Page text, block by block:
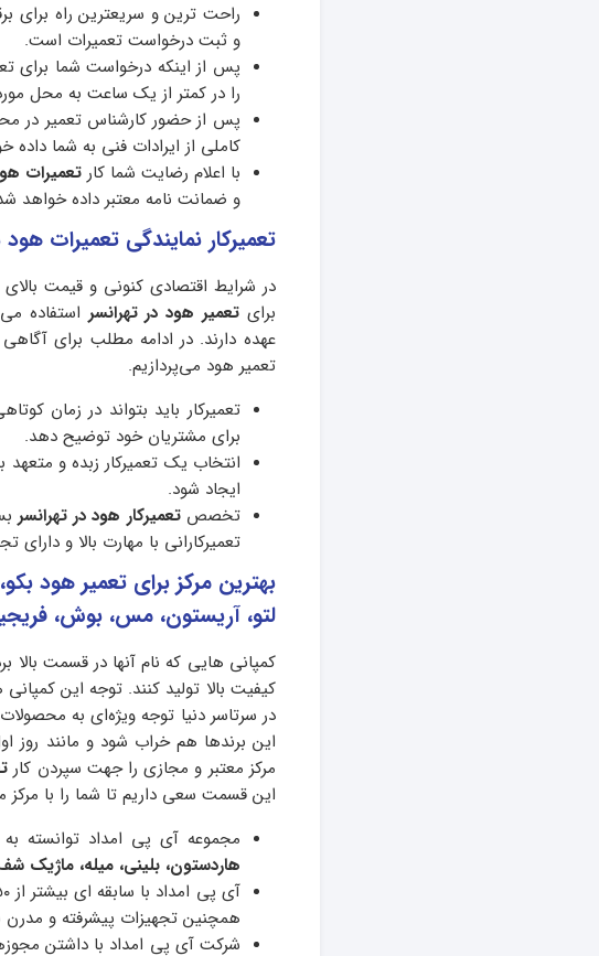
و ثبت درخواست تعمیرات است.
پس از اینکه درخواست شما برای
را در کمتر از یک ساعت به محل
پس از حضور کارشناس تعمیر در
کاملی از ایرادات فنی به شما داده
با اعلام رضایت شما کارتعمیرات
و ضمانت نامه معتبر داده خواهد
تعمیرکار نمایندگی تعمیرات
در شرایط اقتصادی کنونی و قیمت
برای تعمیر هود در تهرانسر استفاده
عهده دارند. در ادامه مطلب برای
تعمیر هود می‌پردازیم.
تعمیرکار باید بتواند در زمان
برای مشتریان خود توضیح دهد.
انتخاب یک تعمیرکار زبده و
ایجاد شود.
تخصصتعمیرکار هود در تهرانسر
تعمیرکارانی با مهارت بالا و
بهترین مرکز برای تعمیر هود
لتو، آریستون، مس، بوش،
کمپانی هایی که نام آنها در قسمت بالا
کیفیت بالا تولید کنند. توجه این
در سرتاسر دنیا توجه ویژه‌ای به
این برندها هم خراب شود و مانند روز
مرکز معتبر و مجازی را جهت سپردن کار
این قسمت سعی داریم تا شما را با مرکز
مجموعه آی پی امداد توانسته به
هاردستون، بلینی، میله، ماژیک
همچنین تجهیزات پیشرفته و مدرن
شرکت آی پی امداد با داشتن